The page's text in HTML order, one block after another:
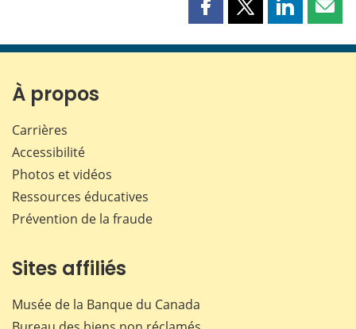
Partager
page
Partager
page
Partager
page page
À propos
Carrières
Accessibilité
Photos et vidéos
Ressources éducatives
Prévention de la fraude
Sites affiliés
Musée de la Banque du Canada